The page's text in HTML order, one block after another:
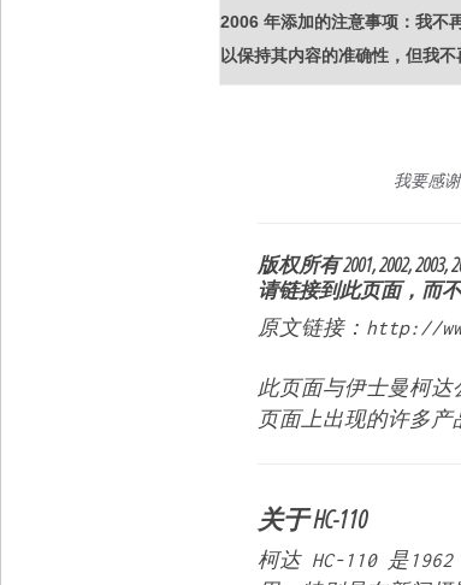
2006 年添加的注意事项：我不
以保持其内容的准确性，但我
我要感
版权所有 2001, 2002, 2003,
请链接到此页面，而
原文链接：http://
此页面与伊士曼柯
页面上出现的许多产
关于 HC-110
柯达 HC-110 是